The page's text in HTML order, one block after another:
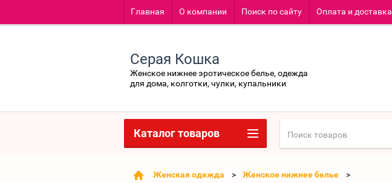
Главная О компании Поиск по сайту Оплата и доставка
Серая Кошка
Женское нижнее эротическое белье, одежда
для дома, колготки, чулки, купальники
Женская одежда Женское нижнее белье
Каталог товаров